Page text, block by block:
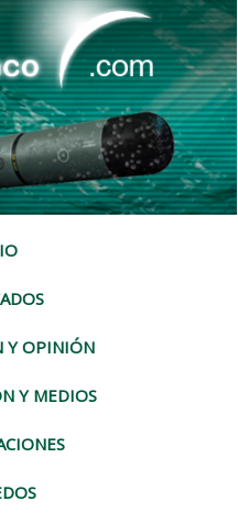
Y OPINIÓN
Y MEDIOS